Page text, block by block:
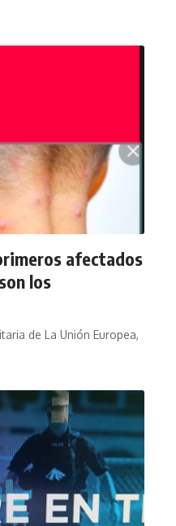
afectados
los
de La Unión Europea,